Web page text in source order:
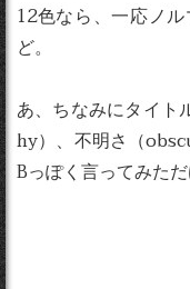
12色なら、一応ノ
ど。
あ、ちなみにタイト
hy）、不明さ（
Bっぽく言ってみた